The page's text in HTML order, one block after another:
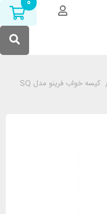
کیسه خواب فرینو مدل FERRINO LIGHTECH SHINGLE SQ